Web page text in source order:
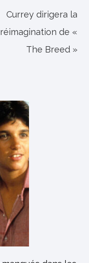
Currey dirigera la
réimagination de «
The Breed »